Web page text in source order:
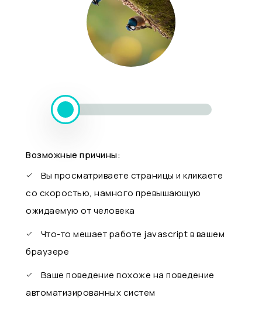
Возможные причины:
Вы просматриваете страницы и кликаете
со скоростью, намного превышающую
ожидаемую от человека
Что-то мешает работе javascript в вашем
браузере
Ваше поведение похоже на поведение
автоматизированных систем